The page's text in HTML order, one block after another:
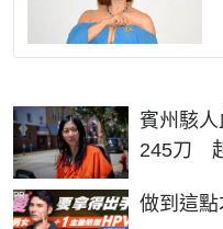
賓州駭
245刀
做到這
PR